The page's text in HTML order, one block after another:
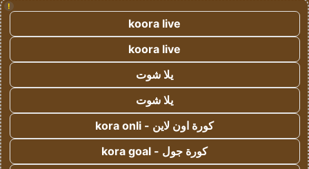
!
koora live
koora live
يلا شوت
يلا شوت
كورة اون لاين - kora onli
كورة جول - kora goal